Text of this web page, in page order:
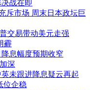
战在即
斥市场 周末日本政坛巨
交易带动美元走强
霾
降息幅度预期收窄
深
未跟进降息疑云再起
位企稳